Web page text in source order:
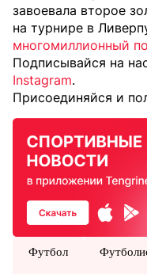
завоевала второе
на турнире в
многомиллионный
Подписывайся на
Instagram.
Присоединяйся и
Футбол